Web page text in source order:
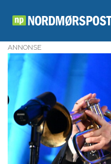
Tag:
stine
hole
ulla
ANNONSE